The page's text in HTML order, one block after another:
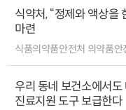
식약처, “정제와 액상을
마련
식품의약품안전처 의약품
우리 동네 보건소에서
진료지원 도구 보급한다